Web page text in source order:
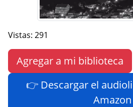
Vistas: 291
Agregar a mi biblioteca
👉 Descargar el
Amazon